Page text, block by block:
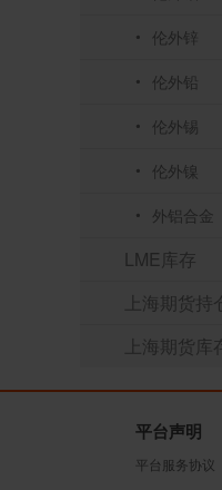
伦外锌
伦外铅
伦外锡
伦外镍
外铝合金
LME库存
上海期货持
上海期货库
平台声明
平台服务协议